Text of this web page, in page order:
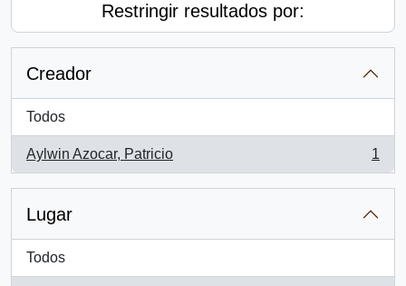
Restringir resultados por:
Creador
Todos
Aylwin Azocar, Patricio
, 1 resultados
1
Lugar
Todos